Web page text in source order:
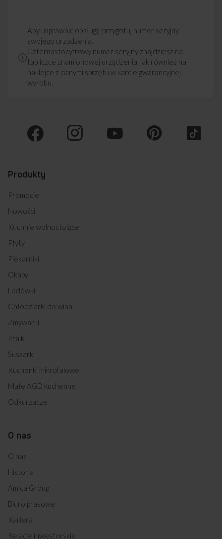
58GE3.43HZPTADNAQ(XX) (kod: 54011)
58GE3.43HZPTADQ(XX) (kod: 54012)
58GG5.43HZPMSNQ(W) (kod: 54018)
58GG5.43HZPMSNQ(XX) (kod: 54019)
608CE3.434TSDQ(XL) (kod: 54022)
608GE3.43ZPTSKDNAQ(WL) (kod: 54025)
608GE3.43ZPTSKDNAQ(XL) (kod: 54026)
614MCE3.45ZPTSDQ(XL) (kod: 54032)
618CE3.434HTAKDQ(W) (kod: 54036)
618GE3.43HZPTADNQ(XX) (kod: 54044)
618GE3.43HZPTAKDNAQ(W) (kod: 54045)
618GE3.43HZPTAKDPNAQ(XX) (kod: 54046)
618GG4.43HZPMSQ(XX) (kod: 54048)
618GG5.43HZPMSDNAQ(XX) (kod: 54049)
EBI 8873 B AA (kod: 54064)
EBI 810 74 C AA (kod: 54066)
EBI 810 74 AA (kod: 54067)
EBI 8562 C AA (kod: 54069)
EBF 8551 AA (kod: 54075)
GHGI 85512 AA (kod: 54090)
EBI 81074 B AA (kod: 54358)
EBI 810 74 W AA (kod: 54359)
510GE3.43ZPTAFP(XX) (kod: 54715)
618GG5.43HZPTABDNQ(XX) (kod: 54745)
EBI 810 64 B AA (kod: 54763)
514GCE3.43ZPTSKDAQ(XXL) (kod: 54841)
57GE3.43HZPTADNAQ(XX) (kod: 54870)
EBX8551AA (kod: 54939)
EBI 8564 AA PROBABY (kod: 54962)
Aby usprawnić obsługę przygotuj numer seryjny
swojego urządzenia.
Czternastocyfrowy numer seryjny znajdziesz na
tabliczce znamionowej urządzenia, jak również na
naklejce z danymi sprzętu w karcie gwarancyjnej
wyrobu.
Produkty
Promocje
Nowości
Kuchnie wolnostojące
Płyty
Piekarniki
Okapy
Lodówki
Chłodziarki do wina
Zmywarki
Pralki
Suszarki
Kuchenki mikrofalowe
Małe AGD kuchenne
Odkurzacze
O nas
O nas
Historia
Amica Group
Biuro prasowe
Kariera
Relacje inwestorskie